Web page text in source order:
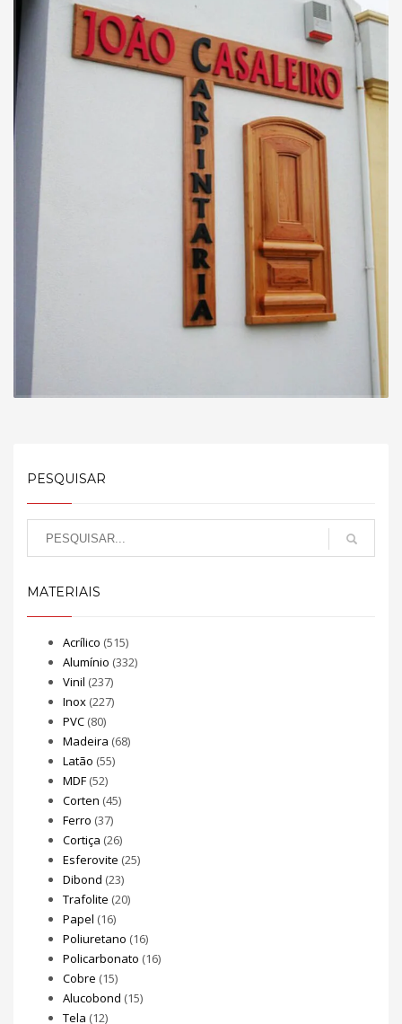
PESQUISAR
MATERIAIS
Acrílico (515)
Alumínio (332)
Vinil (237)
Inox (227)
PVC (80)
Madeira (68)
Latão (55)
MDF (52)
Corten (45)
Ferro (37)
Cortiça (26)
Esferovite (25)
Dibond (23)
Trafolite (20)
Papel (16)
Poliuretano (16)
Policarbonato (16)
Cobre (15)
Alucobond (15)
Tela (12)